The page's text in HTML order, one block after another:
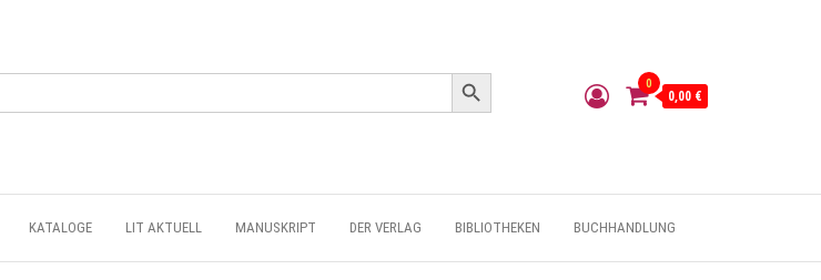
Search Button
0
0,00 €
KATALOGE LIT AKTUELL MANUSKRIPT DER VERLAG BIBLIOTHEKEN BUCHHANDLUNG